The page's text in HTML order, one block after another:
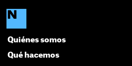
Quiénes somos
Qué hacemos